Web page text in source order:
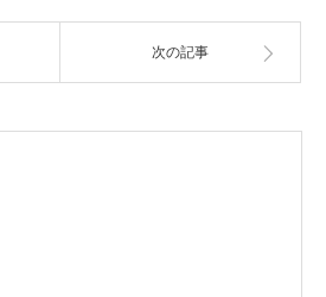
次の記事